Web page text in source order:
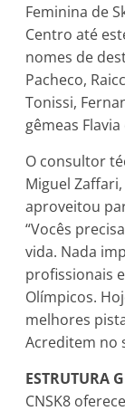
Feminina de
Centro até
nomes de
Pacheco,
Tonissi,
gêmeas
O consultor
Miguel
aproveitou
“Vocês
vida. Nada
profissionais
Olímpicos.
melhores
Acreditem no
ESTRUTURA
CNSK8